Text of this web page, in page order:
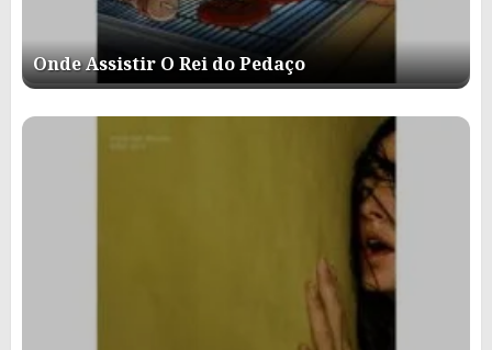
Onde Assistir O Rei do Pedaço